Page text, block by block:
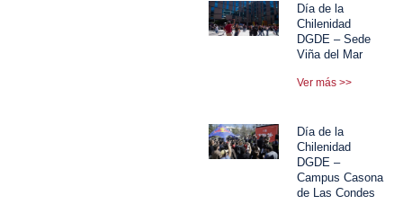
Día de la
Chilenidad
DGDE – Sede
Viña del Mar
Ver más >>
Día de la
Chilenidad
DGDE –
Campus Casona
de Las Condes